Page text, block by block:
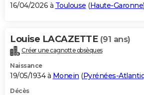
BONS PLANS
Carte de Noël
Carte Bonne année
Carte Saint-Valentin
Carte Pâques
Carte d'anniversaire
DICTIONNAIRE
Dictionnaire
Biographies
Citations
Expressions
Proverbes
PROGRAMME TV
16/04/2026 à Toulouse (Haute-Garonne)
Louise LACAZETTE (91 ans)
Créer une cagnotte obsèques
Naissance
19/05/1934 à Monein (Pyrénées-
Décès